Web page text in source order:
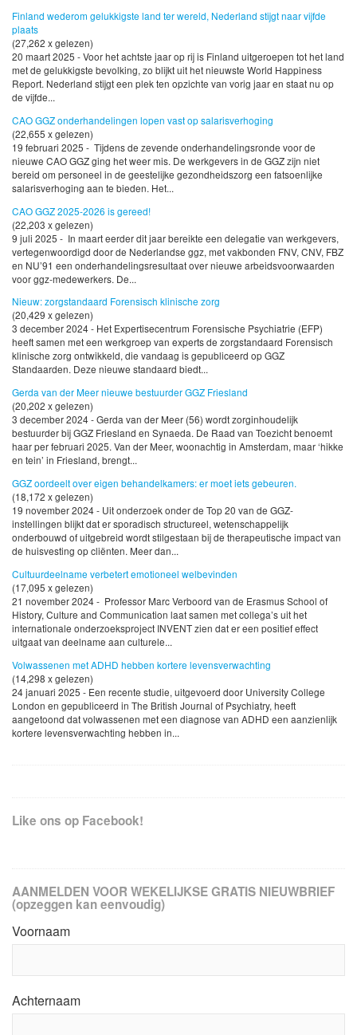
Finland wederom gelukkigste land ter wereld, Nederland stijgt naar vijfde
plaats
(27,262 x gelezen)
20 maart 2025 - Voor het achtste jaar op rij is Finland uitgeroepen tot het land
met de gelukkigste bevolking, zo blijkt uit het nieuwste World Happiness
Report. Nederland stijgt een plek ten opzichte van vorig jaar en staat nu op
de vijfde...
CAO GGZ onderhandelingen lopen vast op salarisverhoging
(22,655 x gelezen)
19 februari 2025 - Tijdens de zevende onderhandelingsronde voor de
nieuwe CAO GGZ ging het weer mis. De werkgevers in de GGZ zijn niet
bereid om personeel in de geestelijke gezondheidszorg een fatsoenlijke
salarisverhoging aan te bieden. Het...
CAO GGZ 2025-2026 is gereed!
(22,203 x gelezen)
9 juli 2025 - In maart eerder dit jaar bereikte een delegatie van werkgevers,
vertegenwoordigd door de Nederlandse ggz, met vakbonden FNV, CNV, FBZ
en NU’91 een onderhandelingsresultaat over nieuwe arbeidsvoorwaarden
voor ggz-medewerkers. De...
Nieuw: zorgstandaard Forensisch klinische zorg
(20,429 x gelezen)
3 december 2024 - Het Expertisecentrum Forensische Psychiatrie (EFP)
heeft samen met een werkgroep van experts de zorgstandaard Forensisch
klinische zorg ontwikkeld, die vandaag is gepubliceerd op GGZ
Standaarden. Deze nieuwe standaard biedt...
Gerda van der Meer nieuwe bestuurder GGZ Friesland
(20,202 x gelezen)
3 december 2024 - Gerda van der Meer (56) wordt zorginhoudelijk
bestuurder bij GGZ Friesland en Synaeda. De Raad van Toezicht benoemt
haar per februari 2025. Van der Meer, woonachtig in Amsterdam, maar ‘hikke
en tein’ in Friesland, brengt...
GGZ oordeelt over eigen behandelkamers: er moet iets gebeuren.
(18,172 x gelezen)
19 november 2024 - Uit onderzoek onder de Top 20 van de GGZ-
instellingen blijkt dat er sporadisch structureel, wetenschappelijk
onderbouwd of uitgebreid wordt stilgestaan bij de therapeutische impact van
de huisvesting op cliënten. Meer dan...
Cultuurdeelname verbetert emotioneel welbevinden
(17,095 x gelezen)
21 november 2024 - Professor Marc Verboord van de Erasmus School of
History, Culture and Communication laat samen met collega’s uit het
internationale onderzoeksproject INVENT zien dat er een positief effect
uitgaat van deelname aan culturele...
Volwassenen met ADHD hebben kortere levensverwachting
(14,298 x gelezen)
24 januari 2025 - Een recente studie, uitgevoerd door University College
London en gepubliceerd in The British Journal of Psychiatry, heeft
aangetoond dat volwassenen met een diagnose van ADHD een aanzienlijk
kortere levensverwachting hebben in...
Like ons op Facebook!
AANMELDEN VOOR WEKELIJKSE GRATIS NIEUWBRIEF
(opzeggen kan eenvoudig)
Voornaam
Achternaam